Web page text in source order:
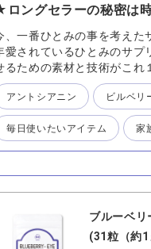
ロングセラーの秘密は
、一番ひとみの事を考えた
愛されているひとみのサプ
るための素材と技術がこれ
なっていると思います そ
】 時代に即したリニュー
素材が次々に登場します
せんが そこまではなかな
いるので “おまかせ“してお
お客様が多い 私が『ブル
「旅行に行ってその季節
【其の参】 世代問わずご家
も未知の世界です それを想
の方に愛用いただいている
アントシアニン ビルベリ
毎日使いたいアイテム 家
ブルーベリ
(31粒（約